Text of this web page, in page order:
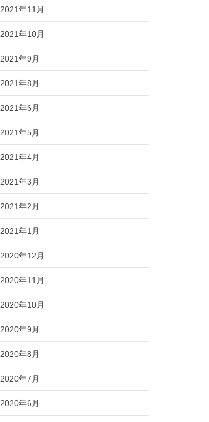
2021年11月
2021年10月
2021年9月
2021年8月
2021年6月
2021年5月
2021年4月
2021年3月
2021年2月
2021年1月
2020年12月
2020年11月
2020年10月
2020年9月
2020年8月
2020年7月
2020年6月